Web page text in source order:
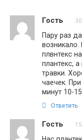
Гость
Пару раз
возникало.
плвнтекс
плантекс,
травки.
чаечек.
минут 10-
Ответить
Гость